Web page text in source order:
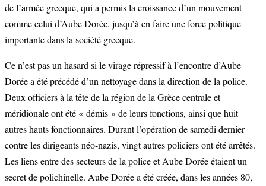
de l’armée grecque, qui a permis la croissance d’un mouvement
comme celui d’Aube Dorée, jusqu’à en faire une force politique
importante dans la société grecque.
Ce n’est pas un hasard si le virage répressif à l’encontre d’Aube
Dorée a été précédé d’un nettoyage dans la direction de la police.
Deux officiers à la tête de la région de la Grèce centrale et
méridionale ont été « démis » de leurs fonctions, ainsi que huit
autres hauts fonctionnaires. Durant l’opération de samedi dernier
contre les dirigeants néo-nazis, vingt autres policiers ont été arrêtés.
Les liens entre des secteurs de la police et Aube Dorée étaient un
secret de polichinelle. Aube Dorée a été créée, dans les années 80,